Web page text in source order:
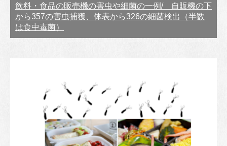
飲料・食品の販売機の害虫や細菌の一例/ 自販機の下
から357の害虫捕獲、体表から326の細菌検出（半数
は食中毒菌）